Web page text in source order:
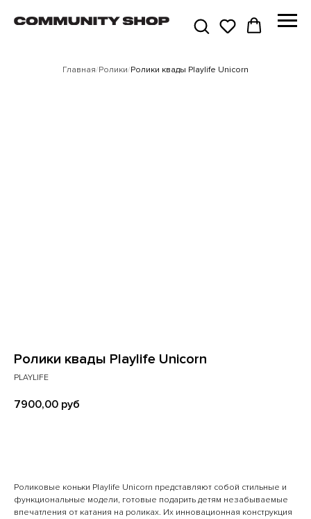
Главная/Ролики/Ролики квады Playlife Unicorn
Ролики квады Playlife Unicorn
PLAYLIFE
7900,00 руб
Роликовые коньки Playlife Unicorn представляют собой стильные и
функциональные модели, готовые подарить детям незабываемые
впечатления от катания на роликах. Их инновационная конструкция